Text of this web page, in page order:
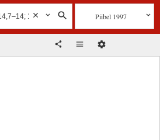
Piibel 1997